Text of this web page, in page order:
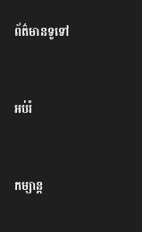
ព័ត៌មានទូទៅ
អប់រំ
កម្សាន្ត